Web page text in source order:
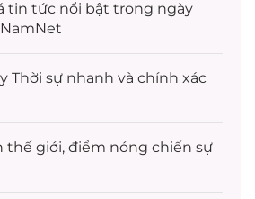
tin tức nổi bật trong ngày
Thời sự nhanh và chính xác
thế giới, điểm nóng chiến sự